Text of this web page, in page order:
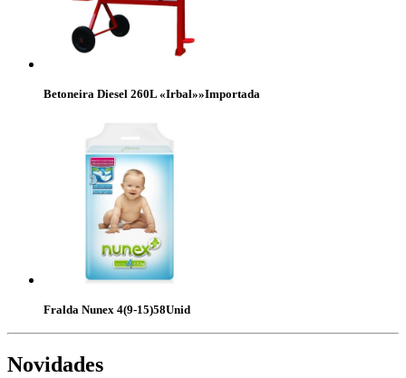
Betoneira Diesel 260L «Irbal»»Importada
Fralda Nunex 4(9-15)58Unid
Novidades